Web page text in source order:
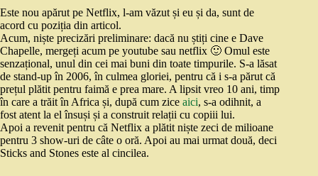
Este nou apărut pe Netflix, l-am văzut și eu și da, sunt de
acord cu poziția din articol.
Acum, niște precizări preliminare: dacă nu știți cine e Dave
Chapelle, mergeți acum pe youtube sau netflix 🙂 Omul este
senzațional, unul din cei mai buni din toate timpurile. S-a lăsat
de stand-up în 2006, în culmea gloriei, pentru că i s-a părut că
prețul plătit pentru faimă e prea mare. A lipsit vreo 10 ani, timp
în care a trăit în Africa și, după cum zice aici, s-a odihnit, a
fost atent la el însuși și a construit relații cu copiii lui.
Apoi a revenit pentru că Netflix a plătit niște zeci de milioane
pentru 3 show-uri de câte o oră. Apoi au mai urmat două, deci
Sticks and Stones este al cincilea.